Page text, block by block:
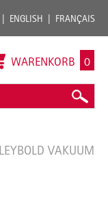
ENGLISH FRANÇAIS
WARENKORB 0
LEYBOLD VAKUUM